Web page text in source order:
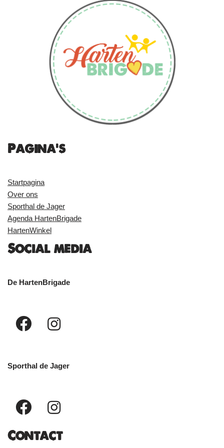
Pagina's
Startpagina
Over ons
Sporthal de Jager
Agenda HartenBrigade
HartenWinkel
Social media
De HartenBrigade
Sporthal de Jager
Contact